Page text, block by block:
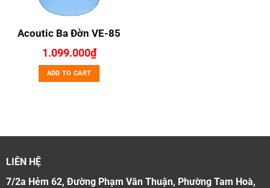
Acoutic Ba Đờn VE-85
1.099.000₫
ADD TO CART
LIÊN HỆ
7/2a Hẻm 62, Đường Phạm Văn Thuận, Phường Tam Hoà,